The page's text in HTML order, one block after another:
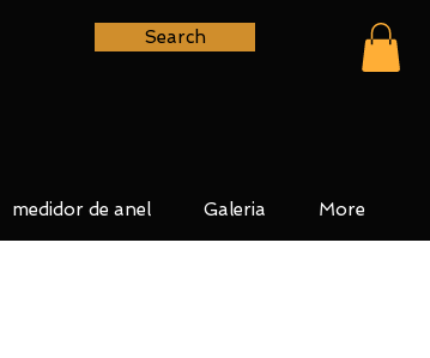
Search
medidor de anel Galeria More